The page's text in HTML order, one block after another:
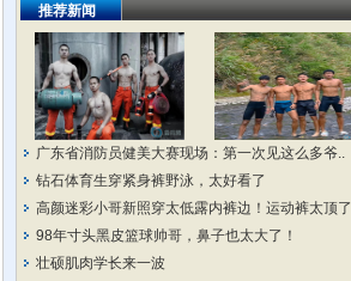
推荐新闻
广东省消防员健美大赛现场：第一次见这么多爷..
钻石体育生穿紧身裤野泳，太好看了
高颜迷彩小哥新照穿太低露内裤边！运动裤太顶了
98年寸头黑皮篮球帅哥，鼻子也太大了！
壮硕肌肉学长来一波